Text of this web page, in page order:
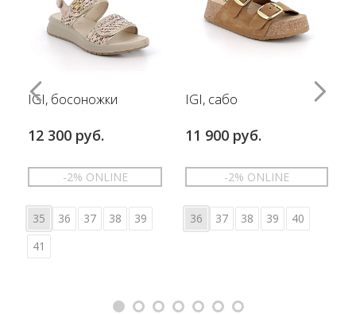
IGI, босоножки
12 300 руб.
-2% ONLINE
35 36 37 38
39
41
IGI, сабо
11 900 руб.
-2% ONLINE
36 37 38 39 40